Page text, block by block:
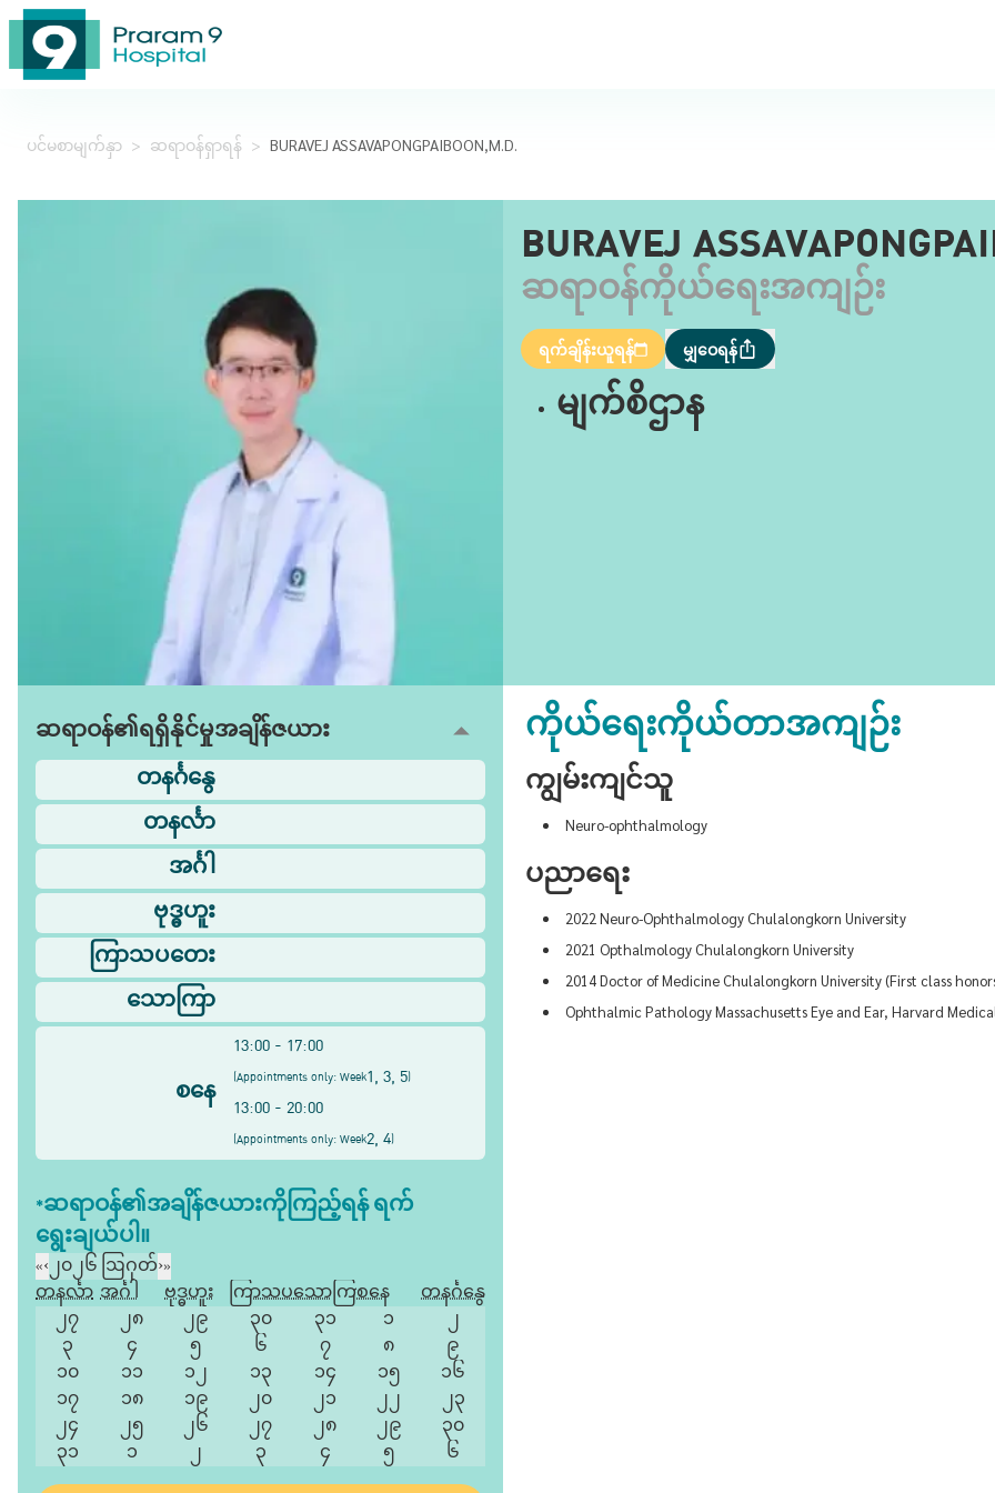
ပင်မစာမျက်နှာ > ဆရာဝန်ရှာရန် > BURAVEJ ASSAVAPONGPAIBOON,M.D.
BURAVEJ
ဆရာဝန်ကိုယ်ရေးအကျဉ်း
ရက်ချိန်းယူရန် မျှဝေရန်
မျက်စိဌာန
ဆရာဝန်၏ရရှိနိုင်မှုအချိန်ဇယား
တနင်္ဂနွေ
တနင်္လာ
အင်္ဂါ
ဗုဒ္ဓဟူး
ကြာသပတေး
သောကြာ
စနေ
13:00 - 17:00
(Appointments only: Week1, 3, 5)
13:00 - 20:00
(Appointments only: Week2, 4)
*ဆရာဝန်၏အချိန်ဇယားကိုကြည့်ရန် ရက်
ရွေးချယ်ပါ။
«‹ ၂၀၂၆ ဩဂုတ်›»
တနင်္လာ အင်္ဂါ ဗုဒ္ဓဟူး ကြာသပတေးသောကြာစနေ
တနင်္ဂနွေ
၂၇
၂၈ ၂၉ ၃၀ ၃၁ ၁
၂
၃
၄ ၅ ၆ ၇ ၈
၉
၁၀
၁၁ ၁၂ ၁၃ ၁၄ ၁၅
၁၆
၁၇
၁၈ ၁၉ ၂၀ ၂၁ ၂၂
၂၃
၂၄
၂၅ ၂၆ ၂၇ ၂၈ ၂၉
၃၀
၃၁
၁ ၂ ၃ ၄ ၅ ၆
ကိုယ်ရေးကိုယ်တာအကျဉ်း
ကျွမ်းကျင်သူ
Neuro-ophthalmology
ပညာရေး
2022 Neuro-Ophthalmology Chulalongkorn University
2021 Opthalmology Chulalongkorn University
2014 Doctor of Medicine Chulalongkorn University (First class
Ophthalmic Pathology Massachusetts Eye and Ear, Harvard